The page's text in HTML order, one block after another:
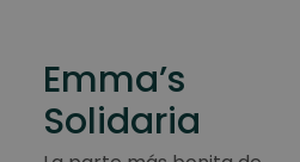
Emma’s
Solidaria